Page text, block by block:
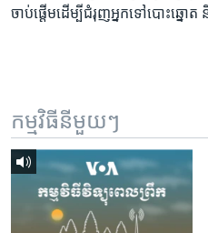
ចាប់ផ្តើម​ដើម្បី​ជំរុញ​អ្នក​ទៅ​បោះឆ្នោ
កម្មវិធី​នីមួយៗ